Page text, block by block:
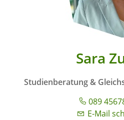
Sara
Studienberatung &
089
E-Mail